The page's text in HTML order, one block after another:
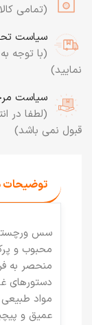
(تمامی
سیاست
(با توجه
نمایید)
سیاست
(لطفا در
قبول نمی باشد)
سس ورچستر
محبوب و
منحصر به
دستورهای
مواد
عمیق و